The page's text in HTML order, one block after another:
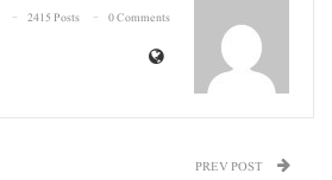
2415 Posts 0 Comments